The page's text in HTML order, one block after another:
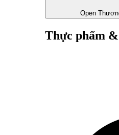
Open
Thực phẩm